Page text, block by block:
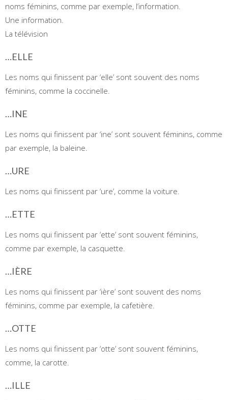
noms féminins, comme par exemple, l’information.
Une information.
La télévision
…ELLE
Les noms qui finissent par ‘elle’ sont souvent des noms
féminins, comme la coccinelle.
…INE
Les noms qui finissent par ‘ine’ sont souvent féminins, comme
par exemple, la baleine.
…URE
Les noms qui finissent par ‘ure’, comme la voiture.
…ETTE
Les noms qui finissent par ‘ette’ sont souvent féminins,
comme par exemple, la casquette.
…IÈRE
Les noms qui finissent par ‘ière’ sont souvent des noms
féminins, comme par exemple, la cafetière.
…OTTE
Les noms qui finissent par ‘otte’ sont souvent féminins,
comme, la carotte.
…ILLE